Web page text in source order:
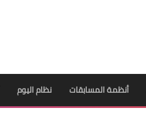
أنظمة المسابقات نظام اليوم